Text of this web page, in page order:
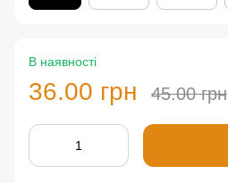
В наявності
36.00 грн 45.00 грн